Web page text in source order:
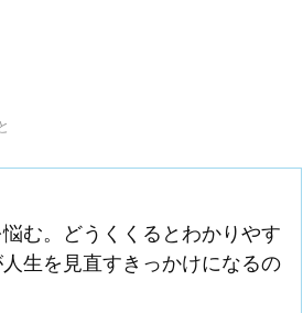
む。どうくくるとわかりやす
生を見直すきっかけになるの